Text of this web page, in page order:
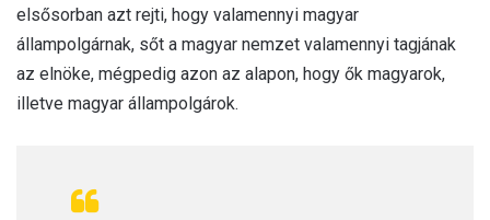
elsősorban azt rejti, hogy valamennyi magyar
állampolgárnak, sőt a magyar nemzet valamennyi tagjának
az elnöke, mégpedig azon az alapon, hogy ők magyarok,
illetve magyar állampolgárok.